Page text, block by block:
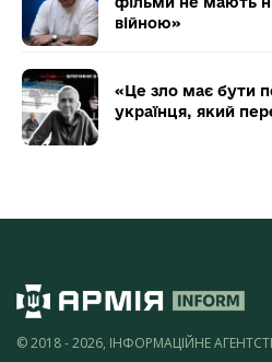
війною»
«Це зло має бути
українця, який
© 2018 - 2026, ІНФОРМАЦІЙНЕ